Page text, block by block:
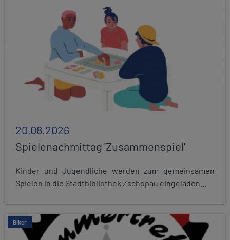
20.08.2026
Spielenachmittag 'Zusammenspiel'
Kinder und Jugendliche werden zum gemeinsamen
Spielen in die Stadtbibliothek Zschopau eingeladen...
Biker